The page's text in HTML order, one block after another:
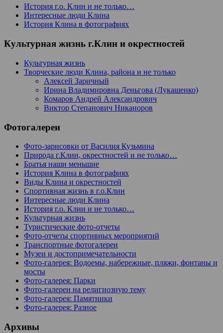
История г.о. Клин и не только…
Интересные люди Клина
История Клина в фотографиях
Культурная жизнь г.Клин и окрестностей
Культурная жизнь
Творческие люди Клина, района и не только
Алексей Заричный
Ирина Владимировна Деньгова (Лукашенко)
Комаров Андрей Александрович
Виктор Степанович Никаноров
Фотогалереи
Фото-зарисовки от Василия Кузьмина
Природа г.Клин, окрестностей и не только…
Братья наши меньшие
История Клина в фотографиях
Виды Клина и окрестностей
Спортивная жизнь в г.о.Клин
Интересные люди Клина
История г.о. Клин и не только…
Культурная жизнь
Туристические фото-отчеты
Фото-отчеты спортивных мероприятий
Транспортные фотогалереи
Музеи и достопримечательности
Фото-галерея: Водоемы, набережные, пляжи, фонтаны и
мосты
Фото-галерея: Парки
Фото-галереи на религиозную тему
Фото-галерея: Памятники
Фото-галерея: Разное
Архивы